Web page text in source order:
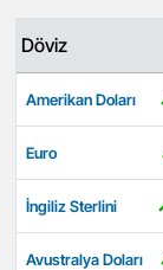
Döviz
Amerikan Doları
Euro
İngiliz Sterlini
Avustralya Doları